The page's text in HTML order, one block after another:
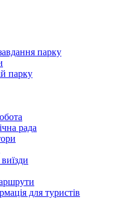
парку
парку
рада
для туристів